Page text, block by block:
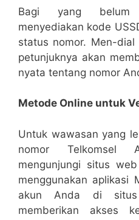
Bagi yang belum
menyediakan kode
status nomor. Men-
petunjuknya akan
nyata tentang nomor
Metode Online untuk
Untuk wawasan yang
nomor Telkomsel
mengunjungi situs
menggunakan aplikasi
akun Anda di
memberikan akses